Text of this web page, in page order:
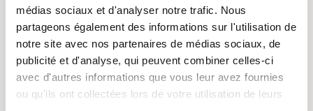
médias sociaux et d'analyser notre trafic. Nous
partageons également des informations sur l'utilisation de
notre site avec nos partenaires de médias sociaux, de
publicité et d'analyse, qui peuvent combiner celles-ci
avec d'autres informations que vous leur avez fournies
ou qu'ils ont collectées lors de votre utilisation de leurs
Josef Mock (63), avocat spécialisé dans
différents domaines tels que le droit du
divorce et le droit de la filiation, cabinet
d’avocats Mock Bosshard, membre de
l’Association des avocats bernois et suisses